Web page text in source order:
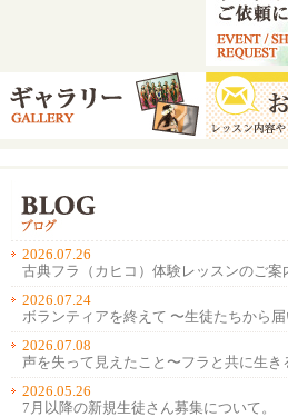
2026.07.26
古典フラ（カヒコ）体験レッスンのご案
2026.07.24
ボランティアを終えて 〜生徒たちから
2026.07.08
声を失って見えたこと〜フラと共に生き
2026.05.26
7月以降の新規生徒さん募集について。